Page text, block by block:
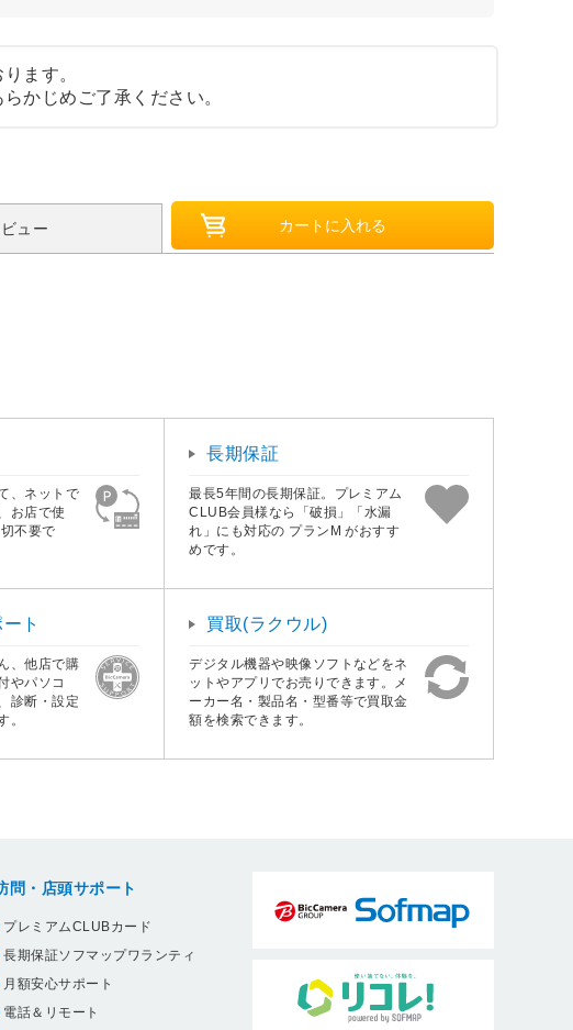
ます。
かじめご了承ください。
ュー
、ネットで
お店で使
不要で
長期保証
最長5年間の長期保証。プレミアム
CLUB会員様なら「破損」「水漏
れ」にも対応の プランM がおすす
めです。
ト
、他店で購
やパソコ
診断・設定
。
買取(ラクウル)
デジタル機器や映像ソフトなどをネ
ットやアプリでお売りできます。メ
ーカー名・製品名・型番等で買取金
額を検索できます。
問・店頭サポート
プレミアムCLUBカード
長期保証ソフマップワランティ
月額安心サポート
電話＆リモート